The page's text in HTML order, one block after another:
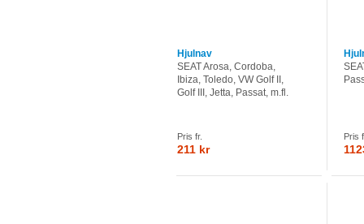
Hjulnav
SEAT Arosa, Cordoba,
Ibiza, Toledo, VW Golf II,
Golf III, Jetta, Passat, m.fl.
Pris fr.
211 kr
Pris